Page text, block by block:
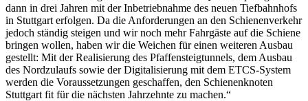
dann in drei Jahren mit der Inbetriebnahme des neuen Tiefbahnhofs
in Stuttgart erfolgen. Da die Anforderungen an den Schienenverkehr
jedoch ständig steigen und wir noch mehr Fahrgäste auf die Schiene
bringen wollen, haben wir die Weichen für einen weiteren Ausbau
gestellt: Mit der Realisierung des Pfaffensteigtunnels, dem Ausbau
des Nordzulaufs sowie der Digitalisierung mit dem ETCS-System
werden die Voraussetzungen geschaffen, den Schienenknoten
Stuttgart fit für die nächsten Jahrzehnte zu machen.“